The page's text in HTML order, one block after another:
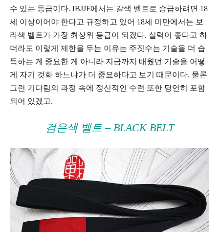
수 있는 등급이다. IBJJF에서는 갈색 벨트로 승급하려면 18
세 이상이어야 한다고 규정하고 있어 18세 미만에서는 보
라색 벨트가 가장 최상위 등급이 되겠다. 실력이 좋다고 하
더라도 이렇게 제한을 두는 이유는 주짓수는 기술을 더 습
득하는 게 중요한 게 아니라 지금까지 배웠던 기술을 어떻
게 자기 것화 하느냐가 더 중요하다고 보기 때문이다. 물론
그런 기다림의 과정 속에 정신적인 수련 또한 당연히 포함
되어 있겠고.
검은색 벨트 – BLACK BELT